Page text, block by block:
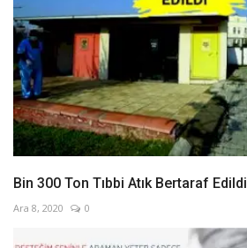
Bin 300 Ton Tıbbi Atık Bertaraf Edildi
Ara 8, 2020 0